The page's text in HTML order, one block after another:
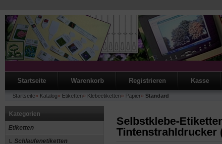
Startseite Warenkorb Registrieren Kasse
Startseite» Katalog» Etiketten» Klebeetiketten» Papier» Standard
Kategorien
Etiketten
Schlaufenetiketten
Selbstklebe-
Tintenstrahldrucker